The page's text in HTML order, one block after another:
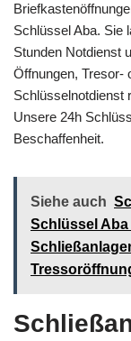
Schlüssel Aba. Sie
Stunden Notdienst
Öffnungen, Tresor-
Schlüsselnotdienst
Unsere 24h
Beschaffenheit.
Siehe auch
Schlüssel